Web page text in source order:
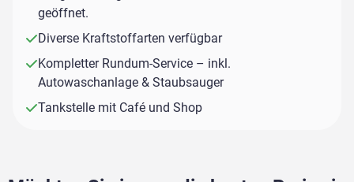
geöffnet.
Diverse Kraftstoffarten verfügbar
Kompletter Rundum-Service – inkl.
Autowaschanlage & Staubsauger
Tankstelle mit Café und Shop